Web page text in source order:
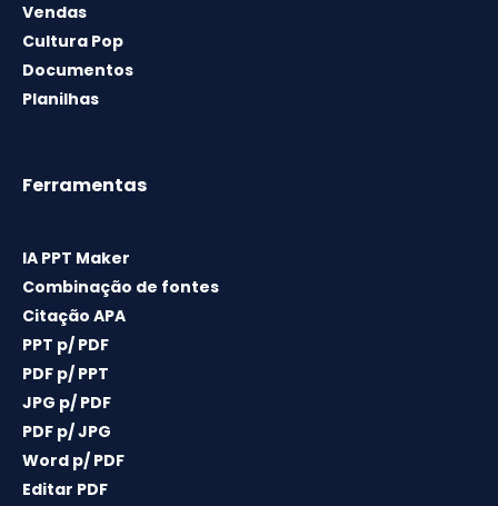
Vendas
Cultura Pop
Documentos
Planilhas
Ferramentas
IA PPT Maker
Combinação de fontes
Citação APA
PPT p/ PDF
PDF p/ PPT
JPG p/ PDF
PDF p/ JPG
Word p/ PDF
Editar PDF